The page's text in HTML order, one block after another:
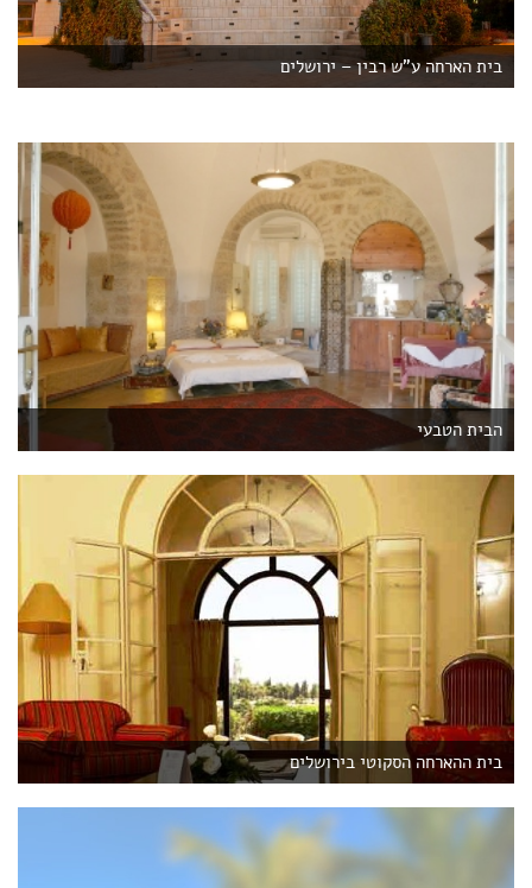
בית הארחה ע"ש רבין – ירושלים
הבית הטבעי
בית ההארחה הסקוטי בירושלים